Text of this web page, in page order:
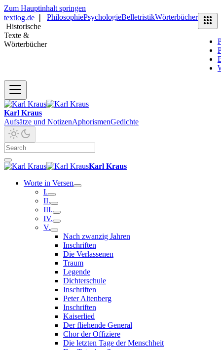
Zum Hauptinhalt springen
textlog.de
Historische
Texte &
Wörterbücher
PhilosophiePsychologieBelletristikWörterbücher
Karl Kraus
Aufsätze und NotizenAphorismenGedichte
Karl Kraus
Worte in Versen
I.
II.
III.
IV.
V.
Nach zwanzig Jahren
Inschriften
Die Verlassenen
Traum
Legende
Dichterschule
Inschriften
Peter Altenberg
Inschriften
Kaiserlied
Der fliehende General
Chor der Offiziere
Die letzten Tage der Menschheit